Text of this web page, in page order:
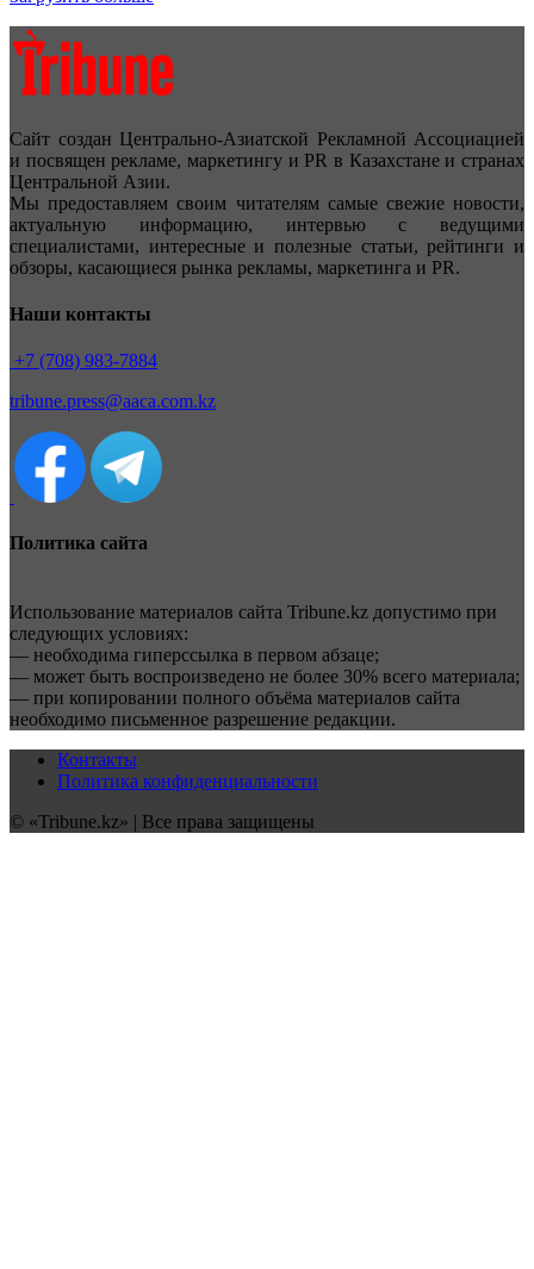
Сайт создан Центрально-Азиатской Рекламной Ассоциацией
и посвящен рекламе, маркетингу и PR в Казахстане и странах
Центральной Азии.
Мы предоставляем своим читателям самые свежие новости,
актуальную информацию, интервью с ведущими
специалистами, интересные и полезные статьи, рейтинги и
обзоры, касающиеся рынка рекламы, маркетинга и PR.
Наши контакты
+7 (708) 983-7884
tribune.press@aaca.com.kz
Политика сайта
Использование материалов сайта Tribune.kz допустимо при
следующих условиях:
— необходима гиперссылка в первом абзаце;
— может быть воспроизведено не более 30% всего материала;
— при копировании полного объёма материалов сайта
необходимо письменное разрешение редакции.
Контакты
Политика конфиденциальности
© «Tribune.kz» | Все права защищены